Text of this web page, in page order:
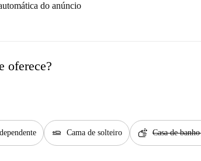
do anúncio
oferece?
airline_seat_flat Cama de solteiro soap Casa de